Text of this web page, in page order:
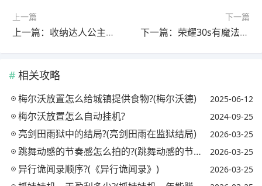
上一篇
上一篇：收纳达人公主殿下下一关怎么过?(收纳达人旗舰店)
下一篇
下一篇：荣耀30s有魔法消除嘛?(荣耀30s有魔法消除嘛怎么设置)
相关攻略
梅尔沃放置怎么给城镇提供食物?(梅尔沃德) 2025-06-12
梅尔沃放置怎么自动挂机? 2024-09-25
亮剑田雨狱中的结局?(亮剑田雨在监狱结局) 2026-03-25
跳舞动感的节奏感怎么拍的?(跳舞动感的节奏感怎么拍的视频) 2026-03-25
异行诡闻录顺序?(《异行诡闻录》) 2026-03-25